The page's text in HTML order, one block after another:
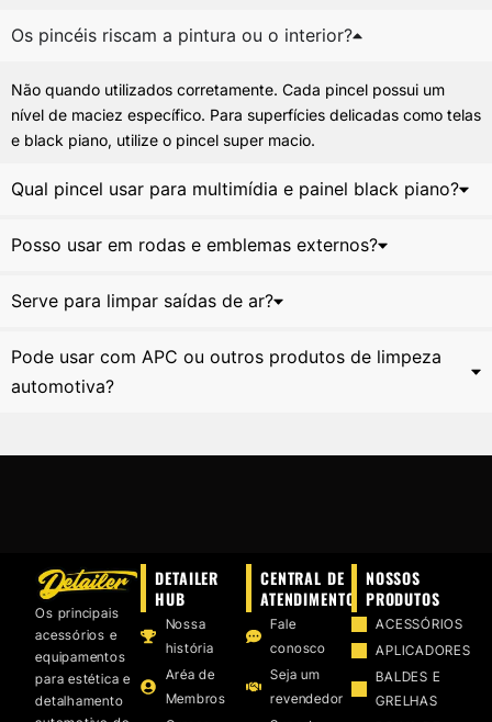
Os pincéis riscam a pintura ou o interior?
Não quando utilizados corretamente. Cada pincel possui um
nível de maciez específico. Para superfícies delicadas como telas
e black piano, utilize o pincel super macio.
Qual pincel usar para multimídia e painel black piano?
Posso usar em rodas e emblemas externos?
Serve para limpar saídas de ar?
Pode usar com APC ou outros produtos de limpeza
automotiva?
Os principais
acessórios e
equipamentos
para estética e
detalhamento
DETAILER
HUB
Nossa
história
Aréa de
Membros
CENTRAL DE
ATENDIMENTO
Fale
conosco
Seja um
revendedor
NOSSOS
PRODUTOS
ACESSÓRIOS
APLICADORES
BALDES E
GRELHAS